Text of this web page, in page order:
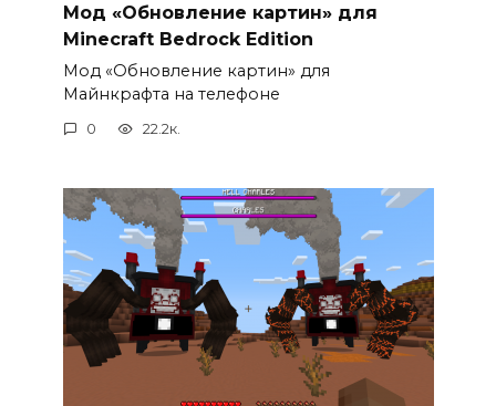
Мод «Обновление картин» для
Minecraft Bedrock Edition
Мод «Обновление картин» для
Майнкрафта на телефоне
0 22.2к.